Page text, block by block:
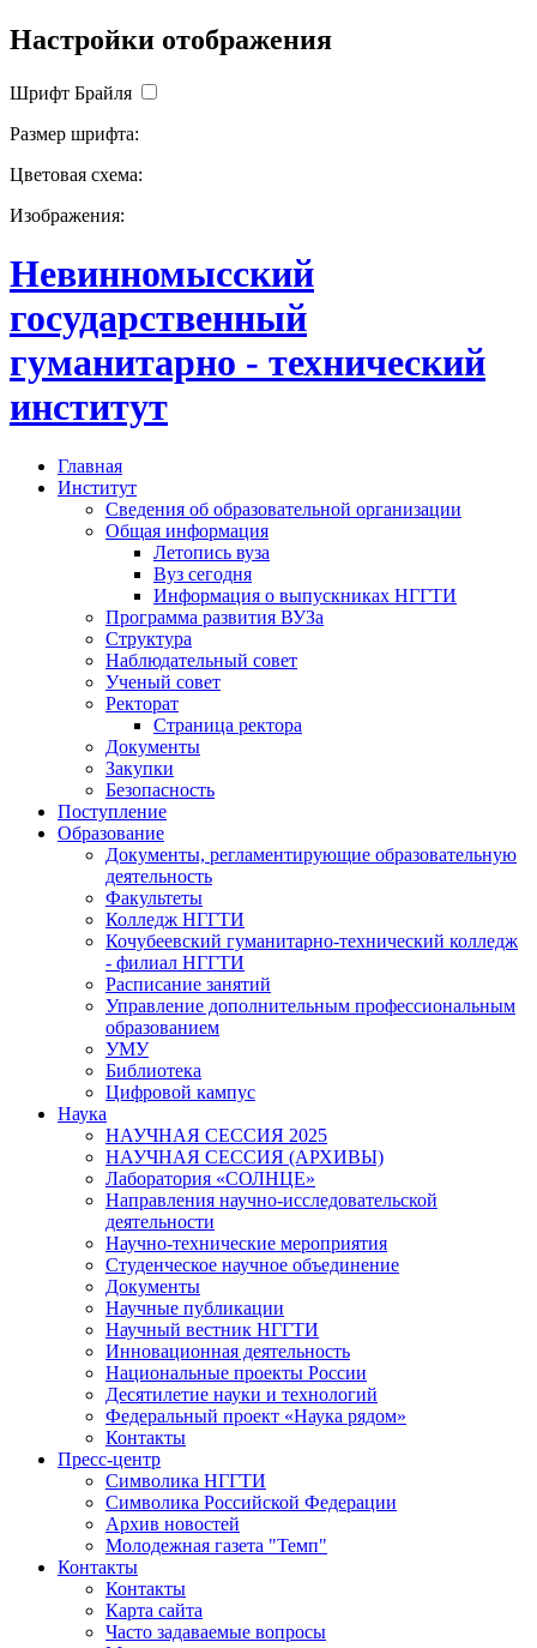
Настройки отображения
Шрифт Брайля
Размер шрифта:
Цветовая схема:
Изображения:
Невинномысский
государственный
гуманитарно - технический
институт
Главная
Институт
Сведения об образовательной организации
Общая информация
Летопись вуза
Вуз сегодня
Информация о выпускниках НГГТИ
Программа развития ВУЗа
Структура
Наблюдательный совет
Ученый совет
Ректорат
Страница ректора
Документы
Закупки
Безопасность
Поступление
Образование
Документы, регламентирующие образовательную
деятельность
Факультеты
Колледж НГГТИ
Кочубеевский гуманитарно-технический колледж
- филиал НГГТИ
Расписание занятий
Управление дополнительным профессиональным
образованием
УМУ
Библиотека
Цифровой кампус
Наука
НАУЧНАЯ СЕССИЯ 2025
НАУЧНАЯ СЕССИЯ (АРХИВЫ)
Лаборатория «СОЛНЦЕ»
Направления научно-исследовательской
деятельности
Научно-технические мероприятия
Студенческое научное объединение
Документы
Научные публикации
Научный вестник НГГТИ
Инновационная деятельность
Национальные проекты России
Десятилетие науки и технологий
Федеральный проект «Наука рядом»
Контакты
Пресс-центр
Символика НГГТИ
Символика Российской Федерации
Архив новостей
Молодежная газета "Темп"
Контакты
Контакты
Карта сайта
Часто задаваемые вопросы